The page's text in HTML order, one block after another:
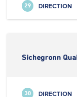
29 DIRECTION
Sichegronn
30 DIRECTION